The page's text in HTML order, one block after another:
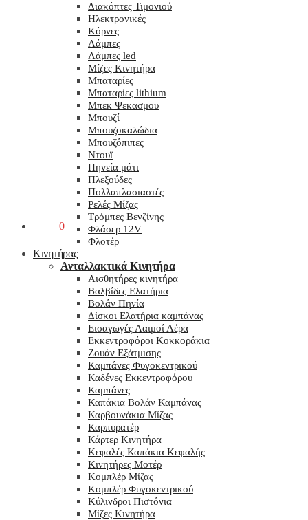
0
Διακόπτες Τιμονιού
Ηλεκτρονικές
Κόρνες
Λάμπες
Λάμπες led
Μίζες Κινητήρα
Μπαταρίες
Μπαταρίες lithium
Μπεκ Ψεκασμου
Μπουζί
Μπουζοκαλώδια
Μπουζόπιπες
Ντουϊ
Πηνεία μάτι
Πλεξούδες
Πολλαπλασιαστές
Ρελές Μίζας
Τρόμπες Βενζίνης
Φλάσερ 12V
Φλοτέρ
Κινητήρας
Ανταλλακτικά Κινητήρα
Αισθητήρες κινητήρα
Βαλβίδες Ελατήρια
Βολάν Πηνία
Δίσκοι Ελατήρια καμπάνας
Εισαγωγές Λαιμοί Αέρα
Εκκεντροφόροι Κοκκοράκια
Ζουάν Εξάτμισης
Καμπάνες Φυγοκεντρικού
Καδένες Εκκεντροφόρου
Καμπάνες
Καπάκια Βολάν Καμπάνας
Καρβουνάκια Μίζας
Καρπυρατέρ
Κάρτερ Κινητήρα
Κεφαλές Καπάκια Κεφαλής
Κινητήρες Μοτέρ
Κομπλέρ Μίζας
Κομπλέρ Φυγοκεντρικού
Κύλινδροι Πιστόνια
Μίζες Κινητήρα